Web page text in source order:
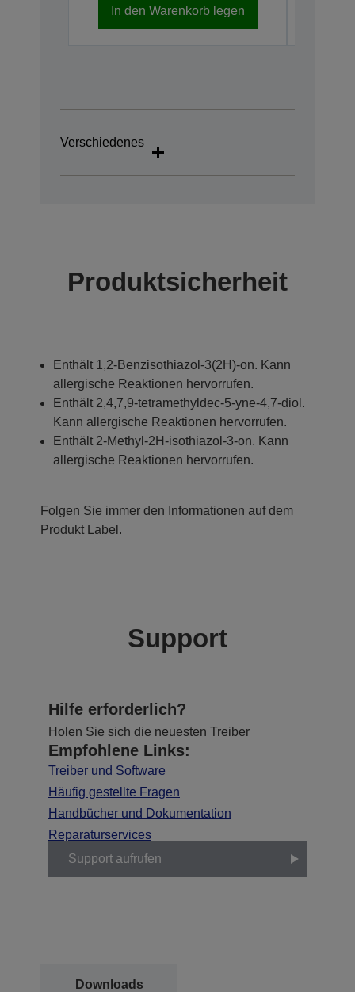
In den Warenkorb legen
Verschiedenes
Produktsicherheit
Enthält 1,2-Benzisothiazol-3(2H)-on. Kann
allergische Reaktionen hervorrufen.
Enthält 2,4,7,9-tetramethyldec-5-yne-4,7-diol.
Kann allergische Reaktionen hervorrufen.
Enthält 2-Methyl-2H-isothiazol-3-on. Kann
allergische Reaktionen hervorrufen.
Folgen Sie immer den Informationen auf dem
Produkt Label.
Support
Hilfe erforderlich?
Holen Sie sich die neuesten Treiber
Empfohlene Links:
Treiber und Software
Häufig gestellte Fragen
Handbücher und Dokumentation
Reparaturservices
Support aufrufen
Downloads